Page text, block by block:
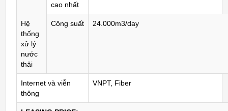
cao nhất
Hệ
thống
xử lý
nước
thải
Công suất 24.000m3/day
Internet và viễn
thông
VNPT, Fiber